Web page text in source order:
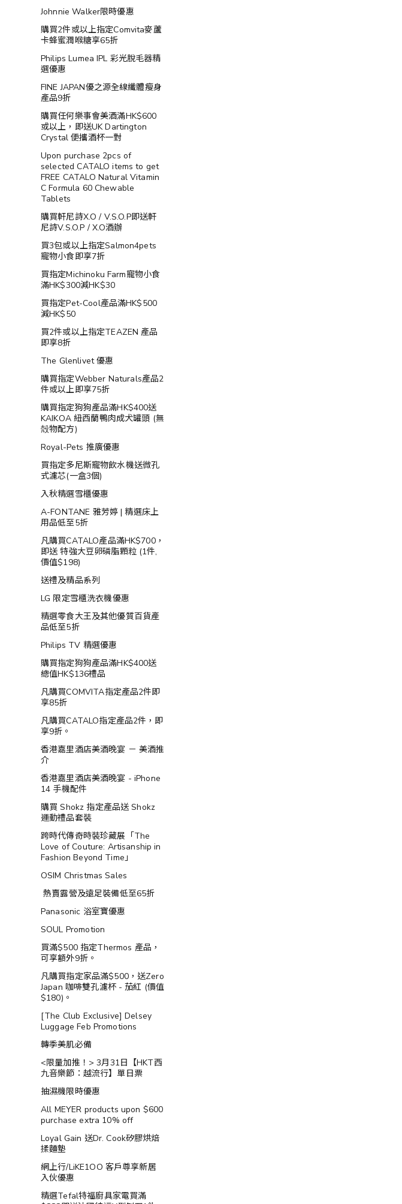
Johnnie Walker限時優惠
購買2件或以上指定Comvita麥蘆
卡蜂蜜潤喉糖享65折
Philips Lumea IPL 彩光脫毛器精
選優惠
FINE JAPAN優之源全線纖體瘦身
產品9折
購買任何樂事會美酒滿HK$600
或以上，即送UK Dartington
Crystal 便攜酒杯一對
Upon purchase 2pcs of
selected CATALO items to get
FREE CATALO Natural Vitamin
C Formula 60 Chewable
Tablets
購買軒尼詩X.O / V.S.O.P即送軒
尼詩V.S.O.P / X.O酒辦
買3包或以上指定Salmon4pets
寵物小食即享7折
買指定Michinoku Farm寵物小食
滿HK$300減HK$30
買指定Pet-Cool產品滿HK$500
減HK$50
買2件或以上指定TEAZEN 產品
即享8折
The Glenlivet 優惠
購買指定Webber Naturals產品2
件或以上即享75折
購買指定狗狗產品滿HK$400送
KAIKOA 紐西蘭鴨肉成犬罐頭 (無
殻物配方)
Royal-Pets 推廣優惠
買指定多尼斯寵物飲水機送微孔
式濾芯(一盒3個)
入秋精選雪櫃優惠
A-FONTANE 雅芳婷 | 精選床上
用品低至5折
凡購買CATALO產品滿HK$700，
即送 特強大豆卵磷脂顆粒 (1件,
價值$198)
送禮及精品系列
LG 限定雪櫃洗衣機優惠
精選零食大王及其他優質百貨產
品低至5折
Philips TV 精選優惠
購買指定狗狗產品滿HK$400送
總值HK$136禮品
凡購買COMVITA指定產品2件即
享85折
凡購買CATALO指定產品2件，即
享9折。
香港嘉里酒店美酒晚宴 － 美酒推
介
香港嘉里酒店美酒晚宴 - iPhone
14 手機配件
購買 Shokz 指定產品送 Shokz
運動禮品套裝
跨時代傳奇時裝珍藏展「The
Love of Couture: Artisanship in
Fashion Beyond Time」
OSIM Christmas Sales
熱賣露營及遠足裝備低至65折
Panasonic 浴室寶優惠
SOUL Promotion
買滿$500 指定Thermos 產品，
可享額外9折。
凡購買指定家品滿$500，送Zero
Japan 咖啡雙孔濾杯 - 茄紅 (價值
$180)。
[The Club Exclusive] Delsey
Luggage Feb Promotions
轉季美肌必備
<限量加推！> 3月31日【HKT西
九音樂節：越流行】單日票
抽濕機限時優惠
All MEYER products upon $600
purchase extra 10% off
Loyal Gain 送Dr. Cook矽膠烘焙
揉麵墊
網上行/LiKE1OO 客戶尊享新居
入伙優惠
精選Tefal特福廚具家電買滿